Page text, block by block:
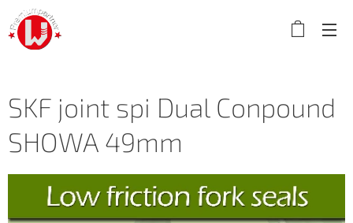
SKF joint spi Dual Conpound
SHOWA 49mm